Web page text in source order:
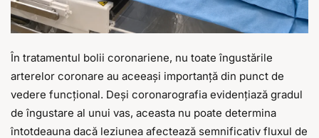
În tratamentul bolii coronariene, nu toate îngustările
arterelor coronare au aceeași importanță din punct de
vedere funcțional. Deși coronarografia evidențiază gradul
de îngustare al unui vas, aceasta nu poate determina
întotdeauna dacă leziunea afectează semnificativ fluxul de